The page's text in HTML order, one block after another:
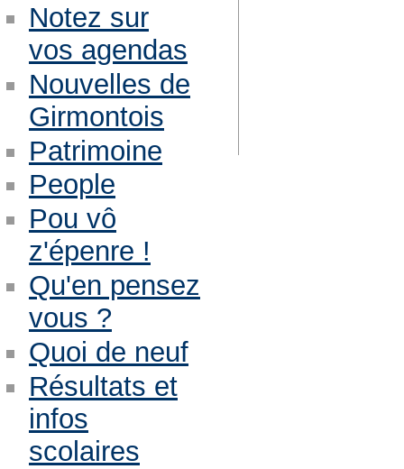
Notez sur
vos agendas
Nouvelles de
Girmontois
Patrimoine
People
Pou vô
z'épenre !
Qu'en pensez
vous ?
Quoi de neuf
Résultats et
infos
scolaires